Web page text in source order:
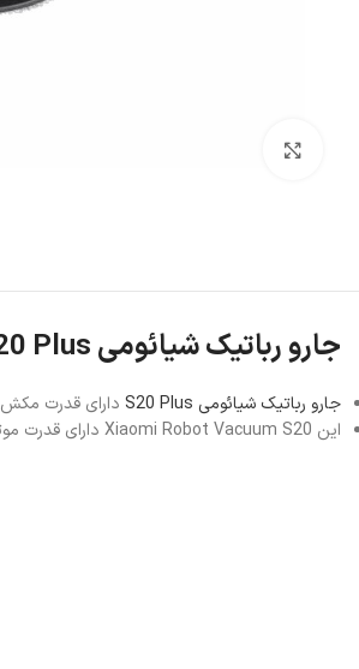
جارو رباتیک شیائومی S20 Plus
جارو رباتیک شیائومی S20 Plus
دارای قدرت مکش 6000 پاسکال می باشد. قدرت باتری این ربات 5200 میلی‌آمپر ساعت است که می تواند با یکبار شارژ حدود تا 170 دقیقه زمان کارکرد داشته باشد.
این Xiaomi Robot Vacuum S20 دارای قدرت موتور ۵۵ واتی است.